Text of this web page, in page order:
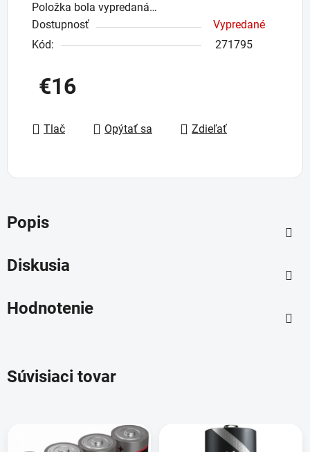
Položka bola vypredaná…
Dostupnosť
Vypredané
Kód:
271795
€16
Tlač
Opýtať sa Zdieľať
Popis
Diskusia
Hodnotenie
Súvisiaci tovar